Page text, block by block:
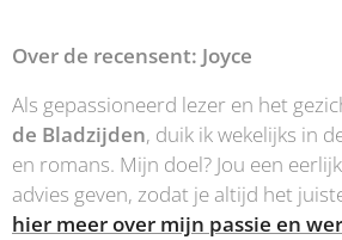
Over de recensent: Joyce
Als gepassioneerd lezer en het
de Bladzijden, duik ik wekelijks in
en romans. Mijn doel? Jou een
advies geven, zodat je altijd het
hier meer over mijn passie en